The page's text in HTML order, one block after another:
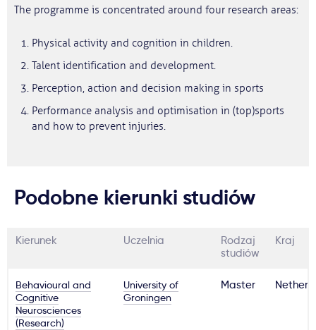
The programme is concentrated around four research areas:
Physical activity and cognition in children.
Talent identification and development.
Perception, action and decision making in sports
Performance analysis and optimisation in (top)sports
and how to prevent injuries.
Podobne kierunki studiów
Kierunek Uczelnia
Rodzaj
studiów
Kraj
Behavioural and
Cognitive
Neurosciences
(Research)
University of
Groningen
Master